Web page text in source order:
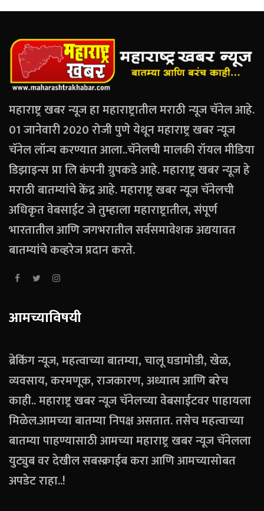
महाराष्ट्र खबर न्यूज हा महाराष्ट्रातील मराठी न्यूज चॅनेल आहे.
01 जानेवारी 2020 रोजी पुणे येथून महाराष्ट्र खबर न्यूज
चॅनेल लॉन्च करण्यात आला..चॅनेलची मालकी रॉयल मीडिया
डिझाइन्स प्रा लि कंपनी ग्रुपकडे आहे. महाराष्ट्र खबर न्यूज हे
मराठी बातम्यांचे केंद्र आहे. महाराष्ट्र खबर न्यूज चॅनेलची
अधिकृत वेबसाईट जे तुम्हाला महाराष्ट्रातील, संपूर्ण
भारतातील आणि जगभरातील सर्वसमावेशक अद्ययावत
बातम्यांचे कव्हरेज प्रदान करते.
आमच्याविषयी
ब्रेकिंग न्यूज, महत्वाच्या बातम्या, चालू घडामोडी, खेळ,
व्यवसाय, करमणूक, राजकारण, अध्यात्म आणि बरेच
काही.. महाराष्ट्र खबर न्यूज चॅनेलच्या वेबसाईटवर पाहायला
मिळेल.आमच्या बातम्या निपक्ष असतात. तसेच महत्वाच्या
बातम्या पाहण्यासाठी आमच्या महाराष्ट्र खबर न्यूज चॅनेलला
युट्युब वर देखील सबस्क्राईब करा आणि आमच्यासोबत
अपडेट राहा..!